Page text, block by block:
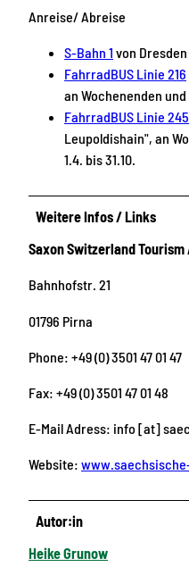
Anreise/ Abreise
S-Bahn 1 von
FahrradBUS Linie 216
an Wochenenden und
FahrradBUS Linie 245
Leupoldishain", an
1.4. bis 31.10.
Weitere Infos / Links
Saxon Switzerland
Bahnhofstr. 21
01796 Pirna
Phone: +49 (0) 3501 47 01 47
Fax: +49 (0) 3501 47 01 48
E-Mail Adress: info [at]
Website:
Autor:in
Heike Grunow